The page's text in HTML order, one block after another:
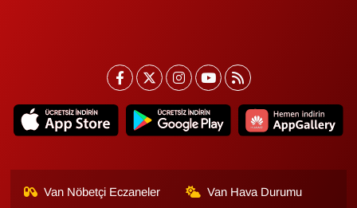
Van Nöbetçi Eczaneler Van Hava Durumu
SAĞLIK